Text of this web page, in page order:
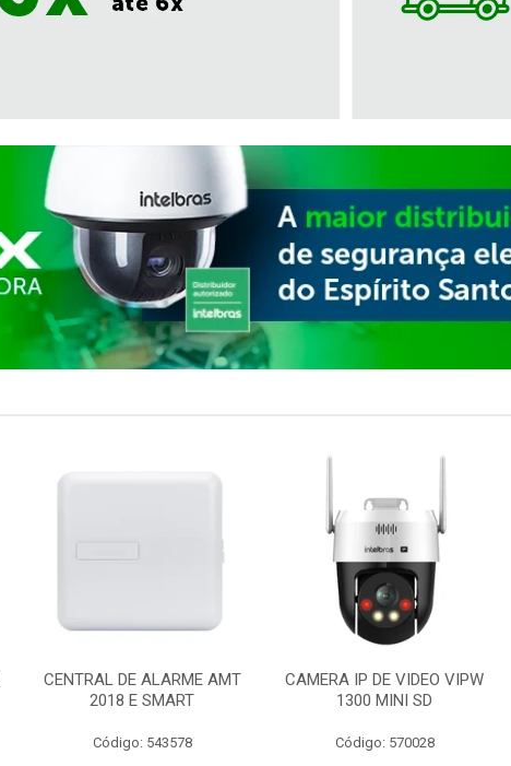
CENTRAL DE ALARME AMT
2018 E SMART
Código: 543578
CAMERA IP DE VIDEO VIPW
1300 MINI SD
Código: 570028